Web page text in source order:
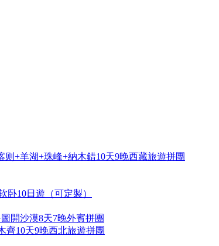
+羊湖+珠峰+納木錯10天9晚西藏旅遊拼團
10日遊（可定製）
開沙漠8天7晚外賓拼團
齊10天9晚西北旅遊拼團